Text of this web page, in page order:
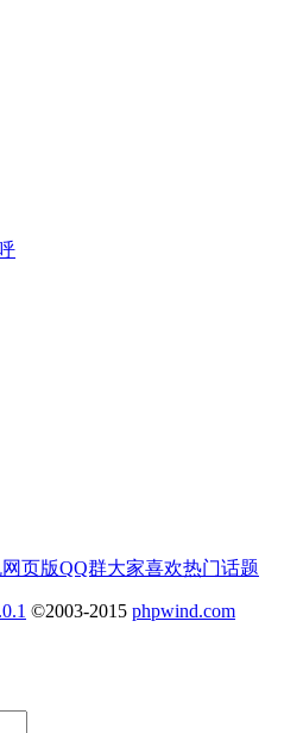
页版QQ群大家喜欢热门话题
©2003-2015 phpwind.com